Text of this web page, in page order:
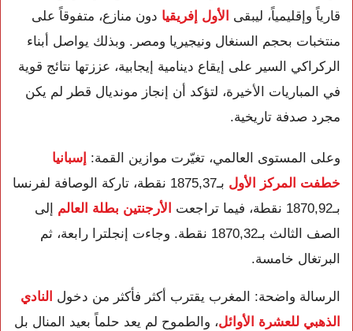
قارياً وإقليمياً، ليبقى
الأول إفريقيا دون منازع، متفوقاً على
منتخبات بحجم السنغال ونيجيريا ومصر. وبذلك يواصل أبناء
الركراكي السير على إيقاع دينامية إيجابية، عززتها نتائج قوية
في المباريات الأخيرة، لتؤكد أن إنجاز مونديال قطر لم يكن
مجرد صدفة تاريخية.
وعلى المستوى العالمي، تغيّرت موازين القمة: إسبانيا
خطفت المركز الأول
بـ1875,37 نقطة، تاركة الوصافة لفرنسا
بـ1870,92 نقطة، فيما تراجعت
الأرجنتين بطلة العالم إلى
الصف الثالث بـ1870,32 نقطة. وجاءت إنجلترا رابعة، ثم
البرتغال خامسة.
الرسالة واضحة: المغرب يقترب أكثر فأكثر من دخول النادي
الذهبي للعشرة الأوائل، والطموح لم يعد حلماً بعيد المنال بل